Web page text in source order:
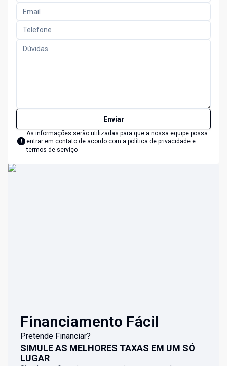
Enviar
As informações serão utilizadas para que a nossa equipe possa
entrar em contato de acordo com a política de privacidade e
termos de serviço
Financiamento Fácil
Pretende Financiar?
SIMULE AS MELHORES TAXAS EM UM SÓ
LUGAR